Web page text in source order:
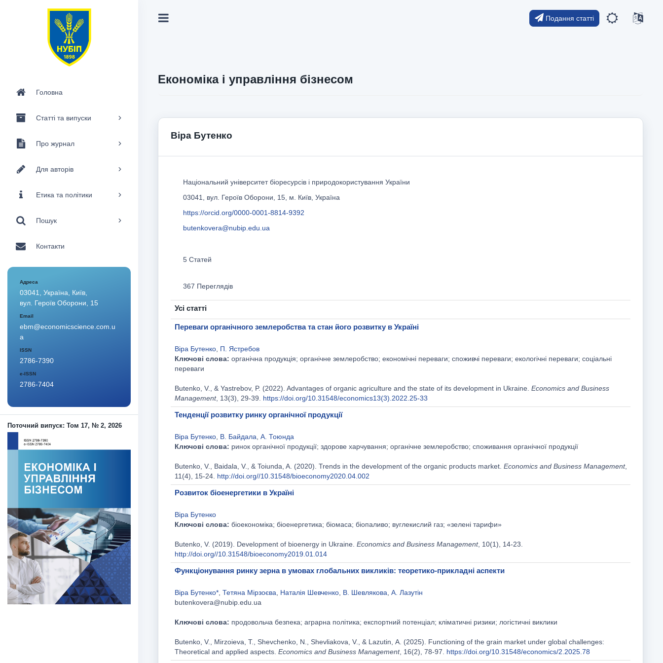
Головна
Статті та випуски
Про журнал
Для авторів
Етика та політики
Пошук
Контакти
Адреса
03041, Україна, Київ,
вул. Героїв Оборони, 15
Email
ebm@economicscience.com.u
a
ISSN
2786-7390
e-ISSN
2786-7404
Поточний випуск: Том 17, № 2, 2026
Подання статті
Економіка і управління бізнесом
Віра Бутенко
Національний університет біоресурсів і природокористування України
03041, вул. Героїв Оборони, 15, м. Київ, Україна
https://orcid.org/0000-0001-8814-9392
butenkovera@nubip.edu.ua
5 Статей
367 Переглядів
Усі статті
Переваги органічного землеробства та стан його розвитку в Україні
Віра Бутенко, П. Ястребов
Ключові слова: органічна продукція; органічне землеробство; економічні переваги; споживчі переваги; екологічні переваги; соціальні
переваги
Butenko, V., & Yastrebov, P. (2022). Advantages of organic agriculture and the state of its development in Ukraine. Economics and Business
Management, 13(3), 29-39. https://doi.org/10.31548/economics13(3).2022.25-33
Тенденції розвитку ринку органічної продукції
Віра Бутенко, В. Байдала А. Тоюнда
Ключові слова: ринок органічної продукції; здорове харчування; органічне землеробство; споживання органічної продукції
Butenko, V., Baidala, V., & Toiunda, A. (2020). Trends in the development of the organic products market. Economics and Business Management,
11(4), 15-24. http://doi.org//10.31548/bioeconomy2020.04.002
Розвиток біоенергетики в Україні
Віра Бутенко
Ключові слова: біоекономіка; біоенергетика; біомаса; біопаливо; вуглекислий газ; «зелені тарифи»
Butenko, V. (2019). Development of bioenergy in Ukraine. Economics and Business Management, 10(1), 14-23.
http://doi.org//10.31548/bioeconomy2019.01.014
Функціонування ринку зерна в умовах глобальних викликів: теоретико-прикладні аспекти
Віра Бутенко*, Тетяна Мірзоєва Наталія Шевченко, В. Шевлякова А. Лазутін
butenkovera@nubip.edu.ua
Ключові слова: продовольча безпека; аграрна політика; експортний потенціал; кліматичні ризики; логістичні виклики
Butenko, V., Mirzoieva, T., Shevchenko, N., Shevliakova, V., & Lazutin, А. (2025). Functioning of the grain market under global challenges:
Theoretical and applied aspects. Economics and Business Management, 16(2), 78-97. https://doi.org/10.31548/economics/2.2025.78